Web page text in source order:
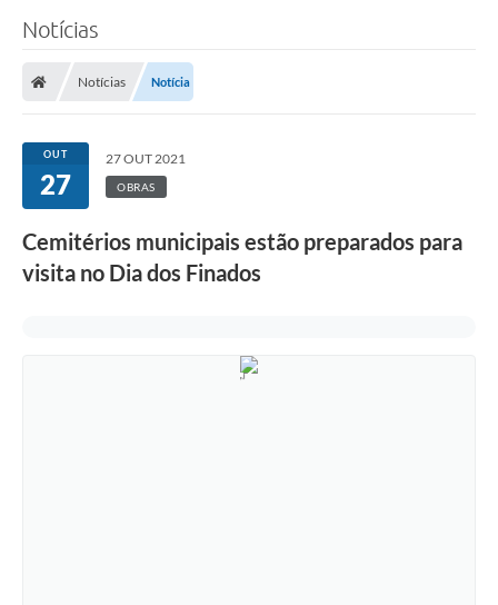
Notícias
Notícias Notícia
OUT
27
27 OUT 2021
OBRAS
Cemitérios municipais estão preparados para
visita no Dia dos Finados